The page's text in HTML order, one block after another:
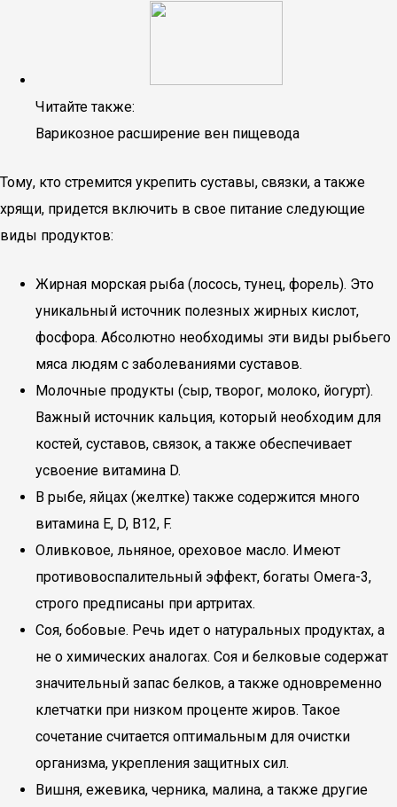
Читайте также:
Варикозное расширение вен пищевода
Тому, кто стремится укрепить суставы, связки, а также
хрящи, придется включить в свое питание следующие
виды продуктов:
Жирная морская рыба (лосось, тунец, форель). Это
уникальный источник полезных жирных кислот,
фосфора. Абсолютно необходимы эти виды рыбьего
мяса людям с заболеваниями суставов.
Молочные продукты (сыр, творог, молоко, йогурт).
Важный источник кальция, который необходим для
костей, суставов, связок, а также обеспечивает
усвоение витамина D.
В рыбе, яйцах (желтке) также содержится много
витамина Е, D, В12, F.
Оливковое, льняное, ореховое масло. Имеют
противовоспалительный эффект, богаты Омега-3,
строго предписаны при артритах.
Соя, бобовые. Речь идет о натуральных продуктах, а
не о химических аналогах. Соя и белковые содержат
значительный запас белков, а также одновременно
клетчатки при низком проценте жиров. Такое
сочетание считается оптимальным для очистки
организма, укрепления защитных сил.
Вишня, ежевика, черника, малина, а также другие